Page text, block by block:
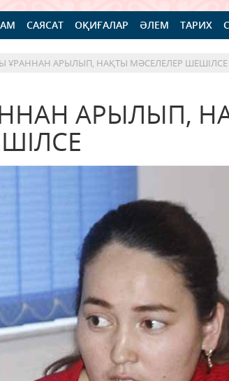
САЯСАТ ОҚИҒАЛАР ӘЛЕМ ТАРИХ
ҰРАННАН АРЫЛЫП, НАҚТЫ МӘСЕЛЕЛЕР ШЕШІЛСЕ
АРЫЛЫП,